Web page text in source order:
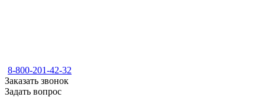
8-800-201-42-32
Заказать звонок
Задать вопрос